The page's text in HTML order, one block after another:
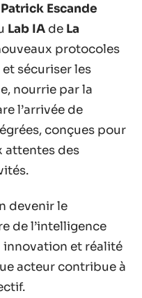
Patrick Escande
Lab IA de La
protocoles
sécuriser les
nourrie par la
l’arrivée de
conçues pour
attentes des
devenir le
de l’intelligence
et réalité
acteur contribue à